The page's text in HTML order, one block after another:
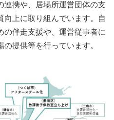
連携や、居場所運営団体の支
向上に取り組んでいます。自
の伴走支援や、運営従事者に
提供等を行っています。